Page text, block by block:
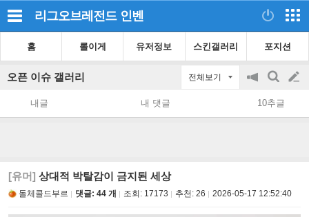
리그오브레전드 인벤
홈 롤이게 유저정보 스킨갤러리 포지션
오픈 이슈 갤러리 전체보기
공
지
on/off
검
색
글
쓰
내글 내 댓글 10추글
[유머] 상대적 박탈감이 금지된 세상
돌체콜드부르 댓글: 44 개 조회: 17173 추천: 26 2026-05-17 12:52:40